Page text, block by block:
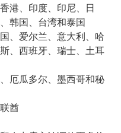
港、印度、印尼、日
韩国、台湾和泰国
、爱尔兰、意大利、哈
、西班牙、瑞士、土耳
厄瓜多尔、墨西哥和秘
酋